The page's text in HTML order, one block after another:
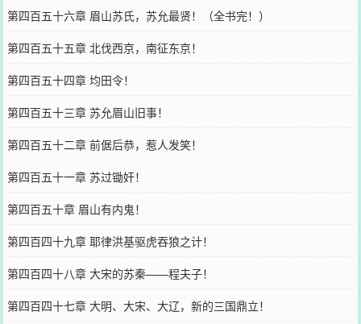
第四百五十六章 眉山苏氏，苏允最贤！（全书完！）
第四百五十五章 北伐西京，南征东京！
第四百五十四章 均田令！
第四百五十三章 苏允眉山旧事！
第四百五十二章 前倨后恭，惹人发笑！
第四百五十一章 苏过锄奸！
第四百五十章 眉山有内鬼！
第四百四十九章 耶律洪基驱虎吞狼之计！
第四百四十八章 大宋的苏秦——程夫子！
第四百四十七章 大明、大宋、大辽，新的三国鼎立！